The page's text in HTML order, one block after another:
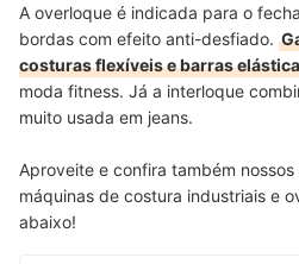
A overloque é indicada para o
bordas com efeito anti-desfiado.
costuras flexíveis e barras
moda fitness. Já a interloque
muito usada em jeans.
Aproveite e confira também
máquinas de costura industriais e
abaixo!